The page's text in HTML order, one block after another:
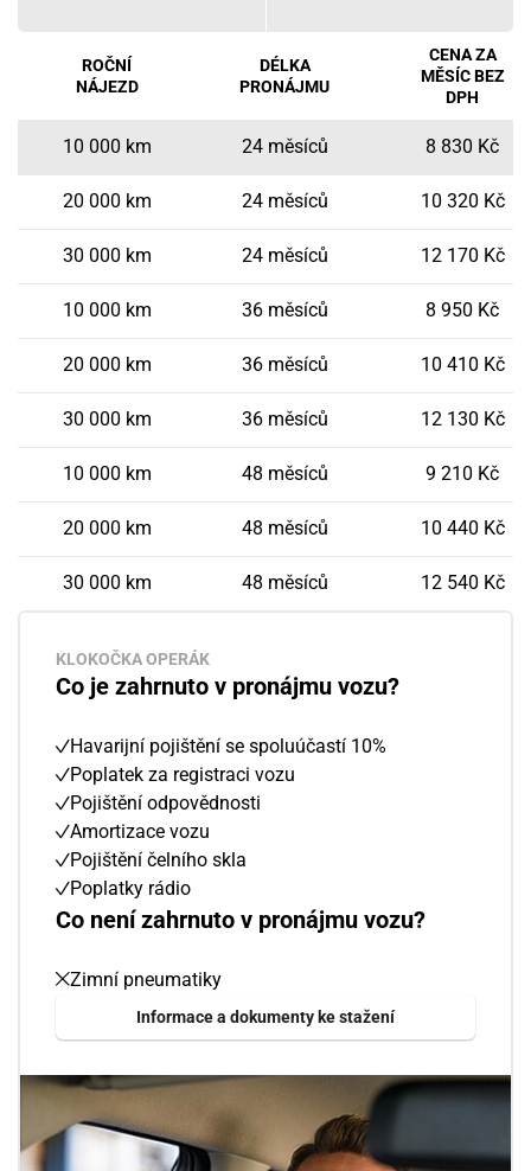
ROČNÍ
NÁJEZD
DÉLKA
PRONÁJMU
CENA ZA
MĚSÍC BEZ
DPH
10 000 km 24 měsíců 8 830 Kč
20 000 km 24 měsíců 10 320 Kč
30 000 km 24 měsíců 12 170 Kč
10 000 km 36 měsíců 8 950 Kč
20 000 km 36 měsíců 10 410 Kč
30 000 km 36 měsíců 12 130 Kč
10 000 km 48 měsíců 9 210 Kč
20 000 km 48 měsíců 10 440 Kč
30 000 km 48 měsíců 12 540 Kč
KLOKOČKA OPERÁK
Co je zahrnuto v pronájmu vozu?
Havarijní pojištění se spoluúčastí 10%
Poplatek za registraci vozu
Pojištění odpovědnosti
Amortizace vozu
Pojištění čelního skla
Poplatky rádio
Co není zahrnuto v pronájmu vozu?
Zimní pneumatiky
Informace a dokumenty ke stažení